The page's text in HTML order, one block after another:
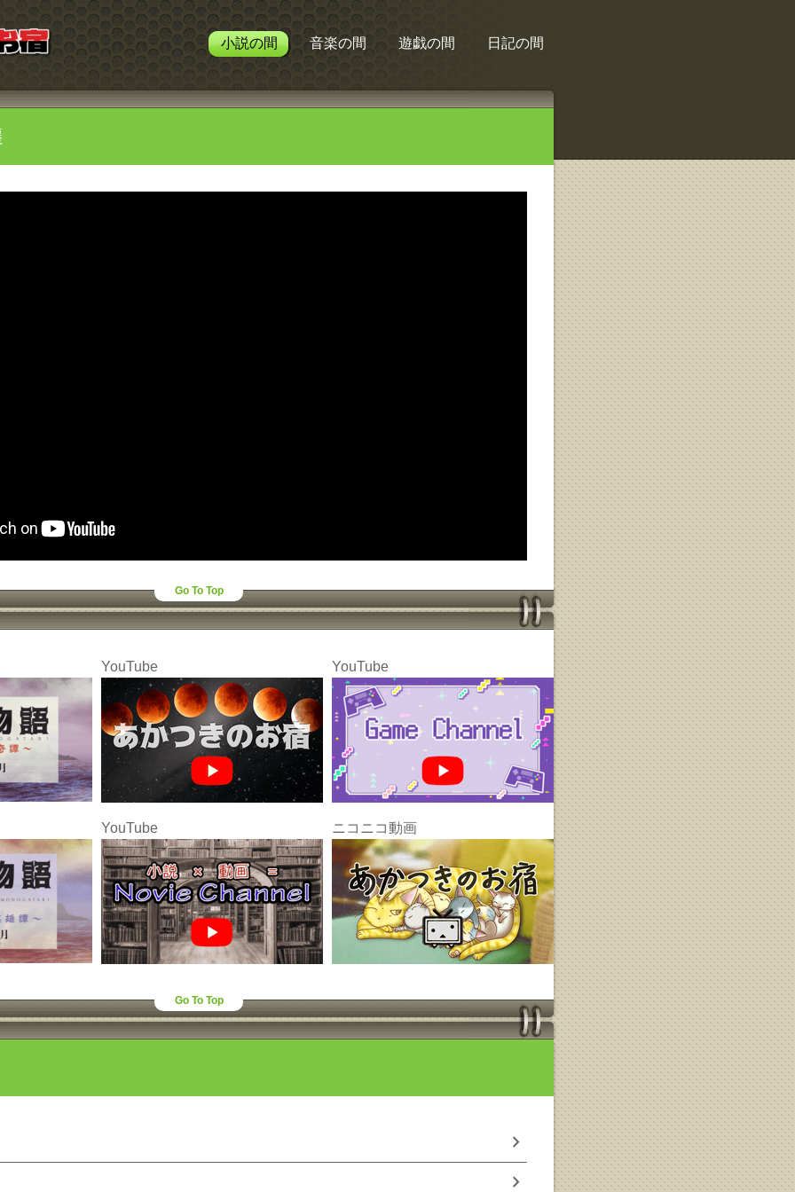
小説の間 音楽の間 遊戯の間 日記の間
Go To Top
YouTube
YouTube
YouTube
ニコニコ動画
Go To Top
chevron_right
chevron_right